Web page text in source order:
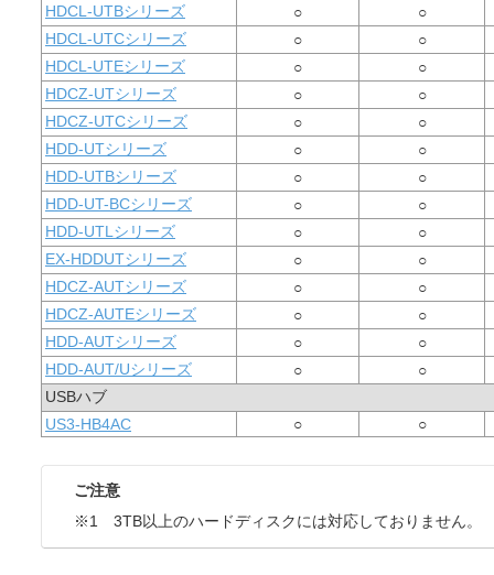
HDCL-UTBシリーズ
○
○
HDCL-UTCシリーズ
○
○
HDCL-UTEシリーズ
○
○
HDCZ-UTシリーズ
○
○
HDCZ-UTCシリーズ
○
○
HDD-UTシリーズ
○
○
HDD-UTBシリーズ
○
○
HDD-UT-BCシリーズ
○
○
HDD-UTLシリーズ
○
○
EX-HDDUTシリーズ
○
○
HDCZ-AUTシリーズ
○
○
HDCZ-AUTEシリーズ
○
○
HDD-AUTシリーズ
○
○
HDD-AUT/Uシリーズ
○
○
USBハブ
US3-HB4AC
○ ○
ご注意
※1 3TB以上のハードディスクには対応しておりません。